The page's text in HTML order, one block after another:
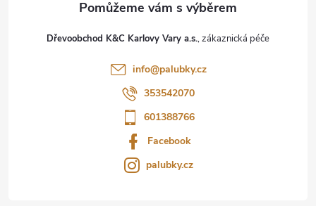
Dřevoobchod K&C Karlovy Vary a.s.
info@palubky.cz
353542070
601388766
Facebook
palubky.cz